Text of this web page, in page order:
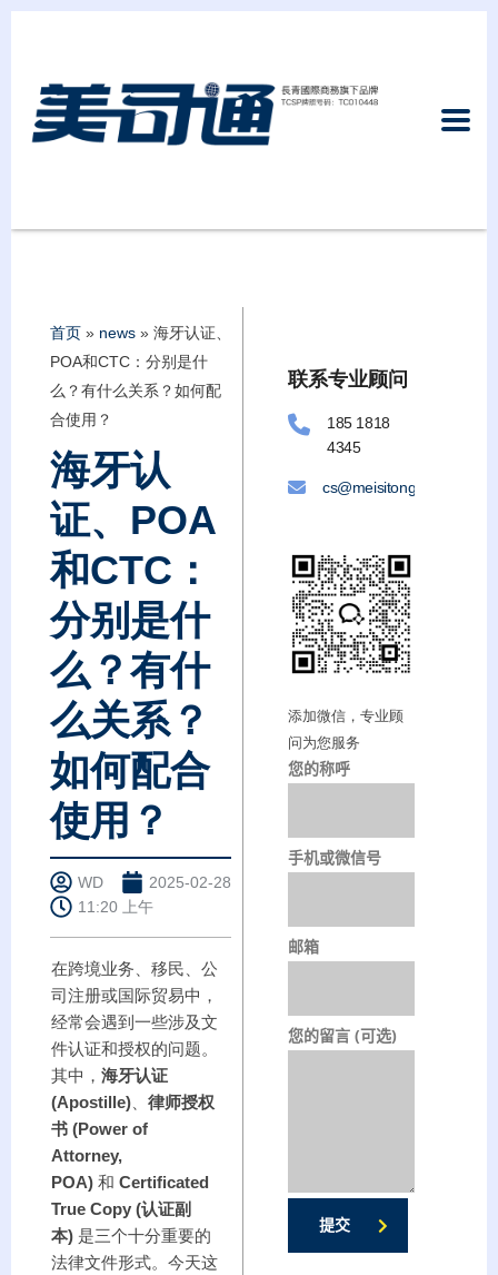
首页 » news » 海牙认证、
POA和CTC：分别是什
么？有什么关系？如何配
合使用？
海牙认
证、POA
和CTC：
分别是什
么？有什
么关系？
如何配合
使用？
WD
2025-02-28
11:20 上午
在跨境业务、移民、公
司注册或国际贸易中，
经常会遇到一些涉及文
件认证和授权的问题。
其中， 海牙认证
(Apostille)
律师授权
书 (Power of
Attorney,
POA) 和 Certificated
True Copy (认证副
本) 是三个十分重要的
法律文件形式。今天这
联系专业顾问
185 1818
4345
cs@meisitongllc.com
添加微信，专业顾
问为您服务
您的称呼
手机或微信号
邮箱
您的留言 (可选)
提交